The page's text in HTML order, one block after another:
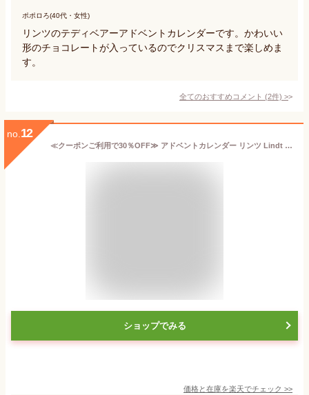
ポポロろ(40代・女性)
リンツのテディベアーアドベントカレンダーです。かわいい
形のチョコレートが入っているのでクリスマスまで楽しめま
す。
全てのおすすめコメント (2件) >
no. 12
≪クーポンご利用で30％OFF≫ アドベントカレンダー リンツ Lindt チョコレート クリスマス リンドール人気フレーバー 30個入｜お歳暮 クリスマス お歳暮 チョコ ギフト プレゼント プチギフト 可愛い 洋菓子 スイーツ お菓子 おしゃれ 個包装 小分け リンツチョコ
ショップでみる
価格と在庫を楽天でチェック >>